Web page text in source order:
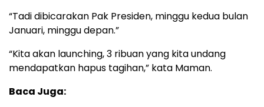
“Tadi dibicarakan Pak Presiden, minggu kedua bulan
Januari, minggu depan.”
“Kita akan launching, 3 ribuan yang kita undang
mendapatkan hapus tagihan,” kata Maman.
Baca Juga: